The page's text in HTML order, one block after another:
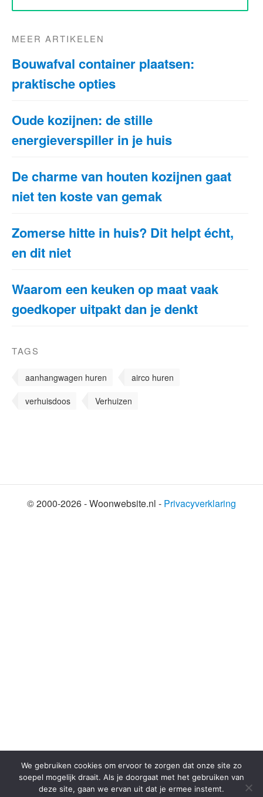
MEER ARTIKELEN
Bouwafval container plaatsen:
praktische opties
Oude kozijnen: de stille
energieverspiller in je huis
De charme van houten kozijnen gaat
niet ten koste van gemak
Zomerse hitte in huis? Dit helpt écht,
en dit niet
Waarom een keuken op maat vaak
goedkoper uitpakt dan je denkt
TAGS
aanhangwagen huren
airco huren
verhuisdoos
Verhuizen
© 2000-2026 - Woonwebsite.nl - Privacyverklaring
We gebruiken cookies om ervoor te zorgen dat onze site zo
soepel mogelijk draait. Als je doorgaat met het gebruiken van
deze site, gaan we ervan uit dat je ermee instemt.